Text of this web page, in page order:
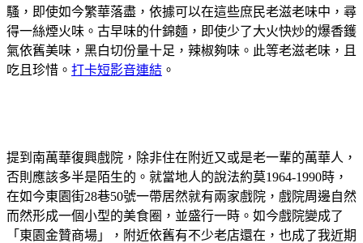
騷，即使如今繁華落盡，依據可以在這些庶民老滋老味中，尋
得一絲煙火味。古早味的什錦麵，即使少了大火快炒的爆香鑊
氣依舊美味，黑白切份量十足，辣椒夠味。此等老滋老味，且
吃且珍惜。 打卡短影音連結 。
提到南萬華復興戲院，除非住在附近又或是老一輩的萬華人，
否則應該多半是陌生的。就當地人的說法約莫1964-1990時，
在如今東園街28巷50號一帶居然就有兩家戲院，戲院周邊自然
而然形成一個小型的美食圈，並盛行一時。如今戲院變成了
「東園金贊商場」，附近依舊有不少老店還在，也成了我近期